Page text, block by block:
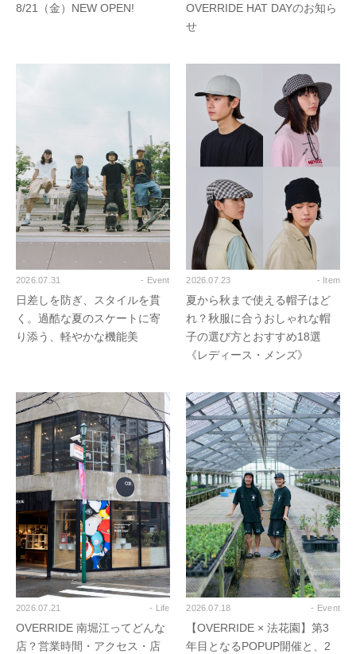
8/21（金）NEW OPEN!
OVERRIDE HAT DAYのお知ら
せ
2026.07.31 - Event
日差しを防ぎ、スタイルを貫
く。過酷な夏のスケートに寄
り添う、軽やかな機能美
2026.07.23 - Item
夏から秋まで使える帽子はど
れ？秋服に合うおしゃれな帽
子の選び方とおすすめ18選
《レディース・メンズ》
2026.07.21 - Life
OVERRIDE 南堀江ってどんな
店？営業時間・アクセス・店
2026.07.18 - Event
【OVERRIDE × 法花園】第3
年目となるPOPUP開催と、2